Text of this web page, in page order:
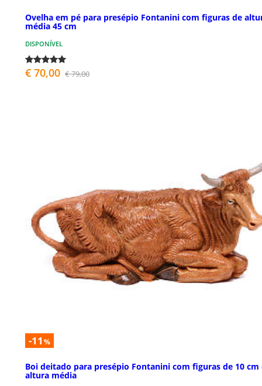
Ovelha em pé para presépio Fontanini com figuras de
média 45 cm
DISPONÍVEL
€ 70,00 € 79,00
-11 %
Boi deitado para presépio Fontanini com figuras de 10 cm
altura média